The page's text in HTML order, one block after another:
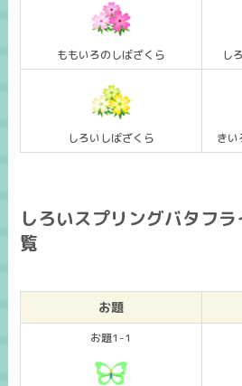
ももいろのしばざくら し
しろいしばざくら きい
しろいスプリングバタフ
覧
お題
お題1-1